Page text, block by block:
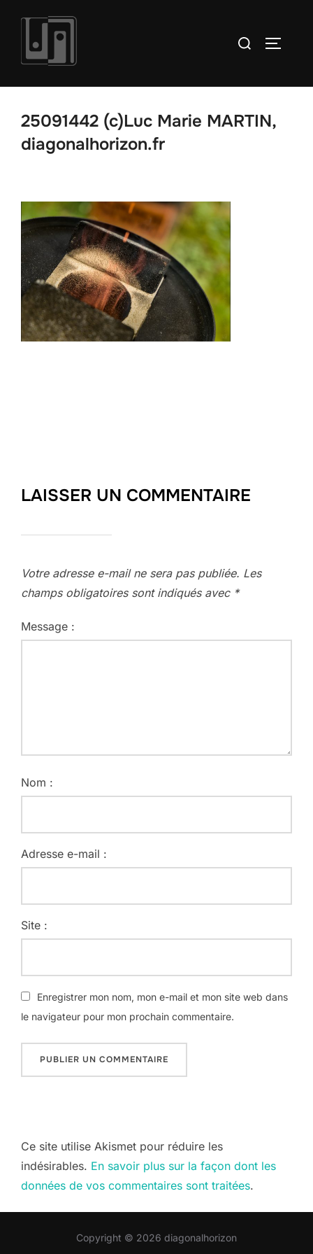
contenu
Rechercher :
25091442 (c)Luc Marie MARTIN,
diagonalhorizon.fr
LAISSER UN COMMENTAIRE
Votre adresse e-mail ne sera pas publiée. Les
champs obligatoires sont indiqués avec *
Message :
Nom :
Adresse e-mail :
Site :
Enregistrer mon nom, mon e-mail et mon site web dans
le navigateur pour mon prochain commentaire.
Ce site utilise Akismet pour réduire les
indésirables. En savoir plus sur la façon dont les
données de vos commentaires sont traitées.
Copyright © 2026 diagonalhorizon